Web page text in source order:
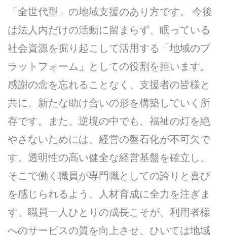
「全世代型」の地域支援のあり方です。 今後
は法人内だけの活動に留まらず、眠っている
社会資源を掘り起こして活用する「地域のプ
ラットフォーム」としての役割を担います。
感謝の念を忘れることなく、支援者の皆様と
共に、新たな助け合いの形を構築していく所
存です。また、逆境の中でも、福祉の灯を絶
やさないためには、経営の盤石化が不可欠で
す。透明性の高い健全な経営基盤を確立し、
そこで働く職員が専門職としての誇りと喜び
を感じられるよう、人材育成に全力を注ぎま
す。職員一人ひとりの成長こそが、利用者様
へのサービスの質を向上させ、ひいては地域